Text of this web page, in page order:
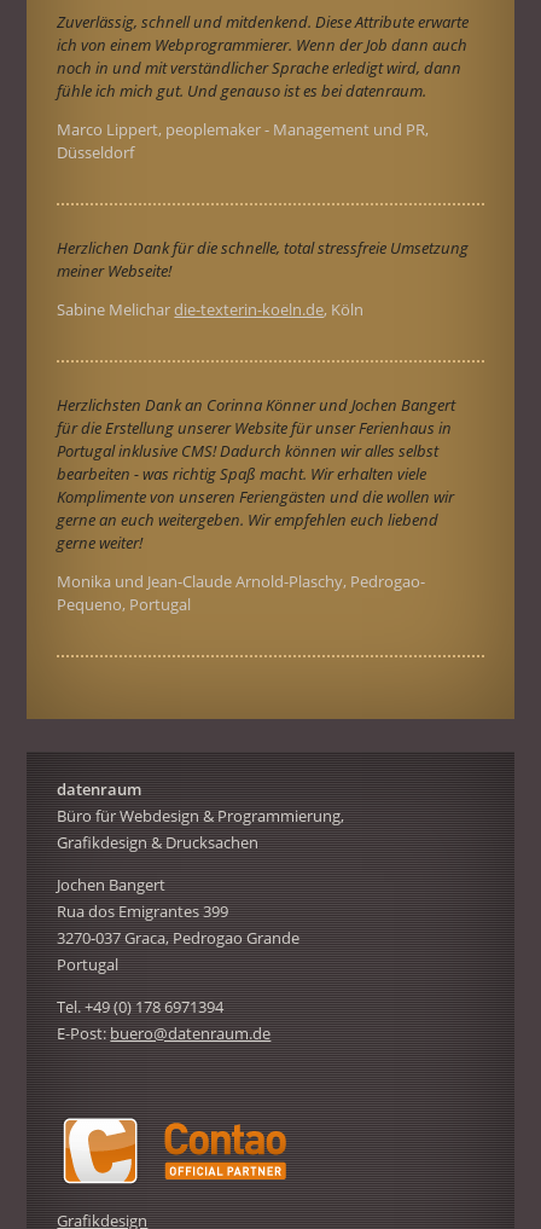
Zuverlässig, schnell und mitdenkend. Diese Attribute erwarte
ich von einem Webprogrammierer. Wenn der Job dann auch
noch in und mit verständlicher Sprache erledigt wird, dann
fühle ich mich gut. Und genauso ist es bei datenraum.
Marco Lippert, peoplemaker - Management und PR,
Düsseldorf
Herzlichen Dank für die schnelle, total stressfreie Umsetzung
meiner Webseite!
Sabine Melichardie-texterin-koeln.de, Köln
Herzlichsten Dank an Corinna Könner und Jochen Bangert
für die Erstellung unserer Website für unser Ferienhaus in
Portugal inklusive CMS! Dadurch können wir alles selbst
bearbeiten - was richtig Spaß macht. Wir erhalten viele
Komplimente von unseren Feriengästen und die wollen wir
gerne an euch weitergeben. Wir empfehlen euch liebend
gerne weiter!
Monika und Jean-Claude Arnold-Plaschy, Pedrogao-
Pequeno, Portugal
datenraum
Büro für Webdesign & Programmierung,
Grafikdesign & Drucksachen
Jochen Bangert
Rua dos Emigrantes 399
3270-037 Graca, Pedrogao Grande
Portugal
Tel. +49 (0) 178 6971394
E-Post:buero@datenraum.de
Grafikdesign